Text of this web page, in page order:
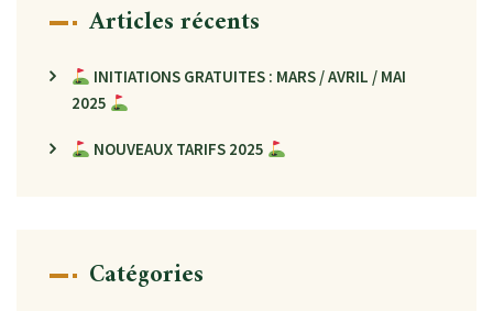
Articles récents
INITIATIONS GRATUITES : MARS / AVRIL / MAI
2025
NOUVEAUX TARIFS 2025
Catégories